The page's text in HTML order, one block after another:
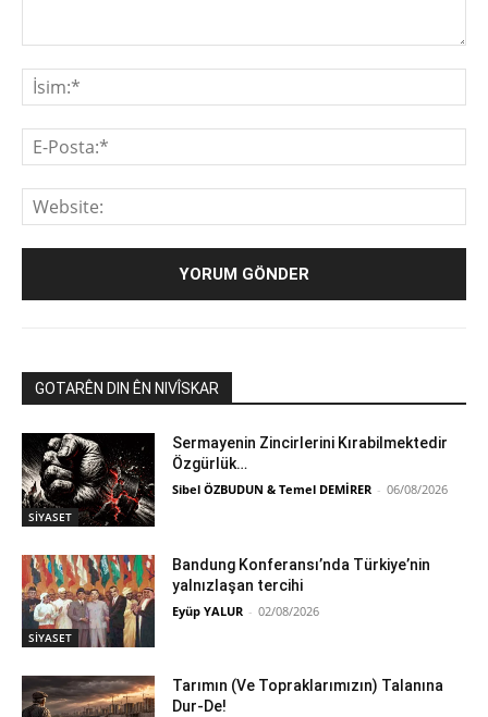
GOTARÊN DIN ÊN NIVÎSKAR
SİYASET
Sermayenin Zincirlerini Kırabilmektedir
Özgürlük…
Sibel ÖZBUDUN & Temel DEMİRER - 06/08/2026
SİYASET
Bandung Konferansı’nda Türkiye’nin
yalnızlaşan tercihi
Eyüp YALUR - 02/08/2026
Tarımın (Ve Topraklarımızın) Talanına
Dur-De!